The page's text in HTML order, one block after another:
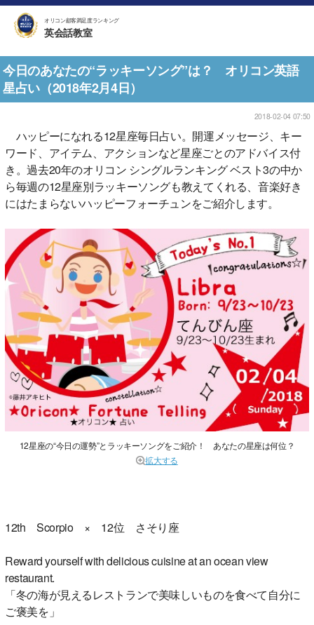
オリコン顧客満足度ランキング
英会話教室
今日のあなたの“ラッキーソング”は？ オリコン英語
星占い（2018年2月4日）
2018-02-04 07:50
ハッピーになれる12星座毎日占い。開運メッセージ、キー
ワード、アイテム、アクションなど星座ごとのアドバイス付
き。過去20年のオリコン シングルランキング ベスト3の中か
ら毎週の12星座別ラッキーソングも教えてくれる、音楽好き
にはたまらないハッピーフォーチュンをご紹介します。
12星座の“今日の運勢”とラッキーソングをご紹介！ あなたの星座は何位？
拡大する
12th Scorpio × 12位 さそり座
Reward yourself with delicious cuisine at an ocean view
restaurant.
「冬の海が見えるレストランで美味しいものを食べて自分に
ご褒美を」